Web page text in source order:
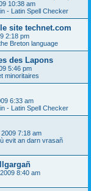
10:38 am
- Latin Spell Checker
site technet.com
2:18 pm
Breton language
des Lapons
5:46 pm
minoritaires
6:33 am
- Latin Spell Checker
7:18 am
evit an darn vrasañ
8:40 am